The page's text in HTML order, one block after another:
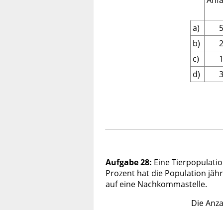
a)
b)
c)
d)
Aufgabe 28: Eine
Prozent hat die Population
auf eine Nachkommastelle.
Die